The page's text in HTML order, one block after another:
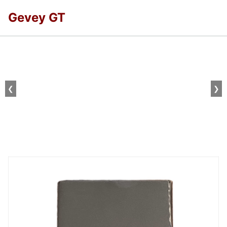
Gevey GT
❮ ❯